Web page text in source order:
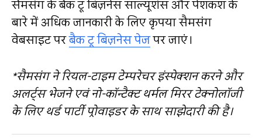
सैमसंग के बैक टू बिज़नेस साल्यूशंस और पेशकश के
बारे में अधिक जानकारी के लिए कृपया सैमसंग
वेबसाइट परबैक टू बिज़नेस पेजपर जाएं।
*सैमसंग ने रियल-टाइम टेम्परेचर इंस्पेक्शन करने और
अलर्ट्स भेजने एवं नो-कॉन्टैक्ट थर्मल मिरर टेक्नोलॉजी
के लिए थर्ड पार्टी प्रोवाइडर के साथ साझेदारी की है।